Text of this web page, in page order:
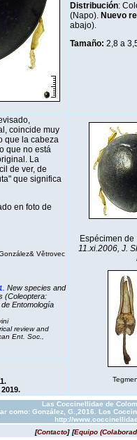
Distribución:
(Napo). Nuevo
abajo).
Tamaño: 2,8 a
coincide muy
que la cabeza
que no está
La
de ver, de
que significa
en foto de
Větrovec
New species and
(Coleoptera:
Entomología
review and
Ent. Soc.,
Espécimen de
11.xi.2006, J.
Las Coccinellidae de
como: González, G.,2016. Los
http://
[Contacto] [Equipo